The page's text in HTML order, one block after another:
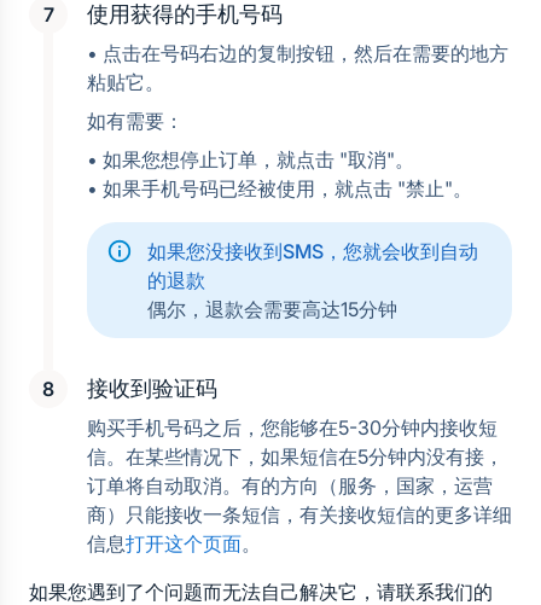
使用获得的手机号码
• 点击在号码右边的复制按钮，然后在需要的地方
粘贴它。
如有需要：
• 如果您想停止订单，就点击 "取消"。
• 如果手机号码已经被使用，就点击 "禁止"。
如果您没接收到SMS，您就会收到自动
的退款
偶尔，退款会需要高达15分钟
接收到验证码
购买手机号码之后，您能够在5-30分钟内接收短
信。在某些情况下，如果短信在5分钟内没有接，
订单将自动取消。有的方向（服务，国家，运营
商）只能接收一条短信，有关接收短信的更多详细
信息打开这个页面。
如果您遇到了个问题而无法自己解决它，请联系我们的